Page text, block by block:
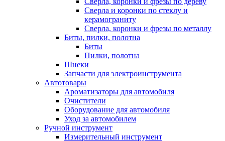
Сверла и коронки по стеклу и
керамограниту
Сверла, коронки и фрезы по металлу
Биты, пилки, полотна
Биты
Пилки, полотна
Шнеки
Запчасти для электроинструмента
Автотовары
Ароматизаторы для автомобиля
Очистители
Оборудование для автомобиля
Уход за автомобилем
Ручной инструмент
Измерительный инструмент